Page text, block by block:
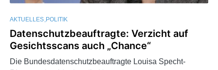
AKTUELLES POLITIK
Datenschutzbeauftragte: Verzicht auf
Gesichtsscans auch „Chance“
Die Bundesdatenschutzbeauftragte Louisa Specht-